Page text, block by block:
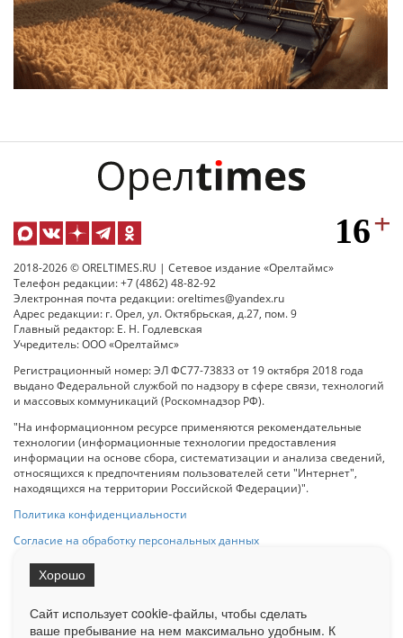
2018-2026 © ORELTIMES.RU | Сетевое издание «Орелтаймс»
Телефон редакции: +7 (4862) 48-82-92
Электронная почта редакции: oreltimes@yandex.ru
Адрес редакции: г. Орел, ул. Октябрьская, д.27, пом. 9
Главный редактор: Е. Н. Годлевская
Учредитель: ООО «Орелтаймс»
Регистрационный номер: ЭЛ ФС77-73833 от 19 октября 2018 года
выдано Федеральной службой по надзору в сфере связи, технологий
и массовых коммуникаций (Роскомнадзор РФ).
"На информационном ресурсе применяются рекомендательные
технологии (информационные технологии предоставления
информации на основе сбора, систематизации и анализа сведений,
относящихся к предпочтениям пользователей сети "Интернет",
находящихся на территории Российской Федерации)".
Политика конфиденциальности
Согласие на обработку персональных данных
на Сетевое издание «ОрелТаймс» обязательна.
Сайт использует cookie-файлы, чтобы сделать
ваше пребывание на нем максимально удобным. К
Хорошо